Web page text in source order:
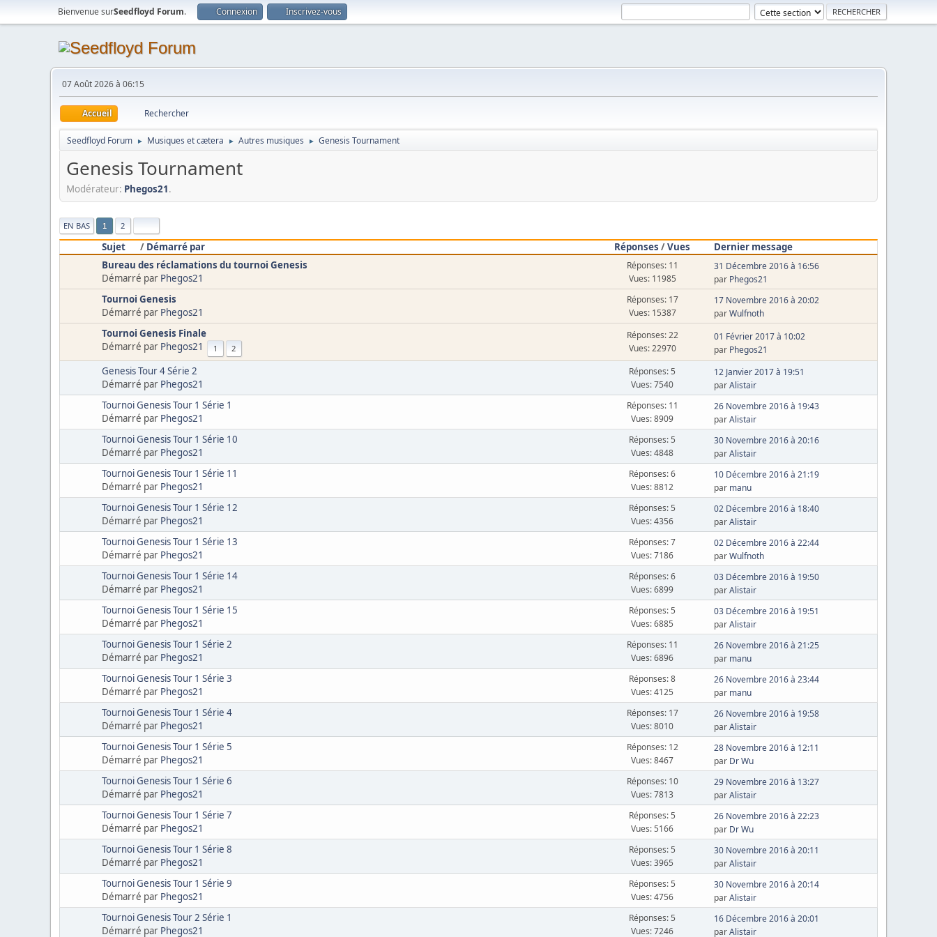
Bienvenue surSeedfloyd Forum. Connexion Inscrivez-vous
07 Août 2026 à 06:15
Accueil Rechercher
Seedfloyd Forum ► Musiques et cætera ► Autres musiques ► Genesis Tournament
Genesis Tournament
Modérateur: Phegos21.
|
EN BAS 1 2
Sujet / Démarré par Réponses /Vues
Dernier message
Bureau des réclamations du tournoi Genesis
Démarré par Phegos21
Réponses: 11
Vues: 11985
31 Décembre 2016 à 16:56
par Phegos21
Tournoi Genesis
Démarré par Phegos21
Réponses: 17
Vues: 15387
17 Novembre 2016 à 20:02
parWulfnoth
Tournoi Genesis Finale
Démarré par Phegos21 1 2
Réponses: 22
Vues: 22970
01 Février 2017 à 10:02
par Phegos21
Genesis Tour 4 Série 2
Démarré par Phegos21
Réponses: 5
Vues: 7540
12 Janvier 2017 à 19:51
parAlistair
Tournoi Genesis Tour 1 Série 1
Démarré par Phegos21
Réponses: 11
Vues: 8909
26 Novembre 2016 à 19:43
parAlistair
Tournoi Genesis Tour 1 Série 10
Démarré par Phegos21
Réponses: 5
Vues: 4848
30 Novembre 2016 à 20:16
parAlistair
Tournoi Genesis Tour 1 Série 11
Démarré par Phegos21
Réponses: 6
Vues: 8812
10 Décembre 2016 à 21:19
par manu
Tournoi Genesis Tour 1 Série 12
Démarré par Phegos21
Réponses: 5
Vues: 4356
02 Décembre 2016 à 18:40
parAlistair
Tournoi Genesis Tour 1 Série 13
Démarré par Phegos21
Réponses: 7
Vues: 7186
02 Décembre 2016 à 22:44
parWulfnoth
Tournoi Genesis Tour 1 Série 14
Démarré par Phegos21
Réponses: 6
Vues: 6899
03 Décembre 2016 à 19:50
parAlistair
Tournoi Genesis Tour 1 Série 15
Démarré par Phegos21
Réponses: 5
Vues: 6885
03 Décembre 2016 à 19:51
parAlistair
Tournoi Genesis Tour 1 Série 2
Démarré par Phegos21
Réponses: 11
Vues: 6896
26 Novembre 2016 à 21:25
par manu
Tournoi Genesis Tour 1 Série 3
Démarré par Phegos21
Réponses: 8
Vues: 4125
26 Novembre 2016 à 23:44
par manu
Tournoi Genesis Tour 1 Série 4
Démarré par Phegos21
Réponses: 17
Vues: 8010
26 Novembre 2016 à 19:58
parAlistair
Tournoi Genesis Tour 1 Série 5
Démarré par Phegos21
Réponses: 12
Vues: 8467
28 Novembre 2016 à 12:11
par Dr Wu
Tournoi Genesis Tour 1 Série 6
Démarré par Phegos21
Réponses: 10
Vues: 7813
29 Novembre 2016 à 13:27
parAlistair
Tournoi Genesis Tour 1 Série 7
Démarré par Phegos21
Réponses: 5
Vues: 5166
26 Novembre 2016 à 22:23
par Dr Wu
Tournoi Genesis Tour 1 Série 8
Démarré par Phegos21
Réponses: 5
Vues: 3965
30 Novembre 2016 à 20:11
parAlistair
Tournoi Genesis Tour 1 Série 9
Démarré par Phegos21
Réponses: 5
Vues: 4756
30 Novembre 2016 à 20:14
parAlistair
Tournoi Genesis Tour 2 Série 1
Démarré par Phegos21
Réponses: 5
Vues: 7246
16 Décembre 2016 à 20:01
parAlistair